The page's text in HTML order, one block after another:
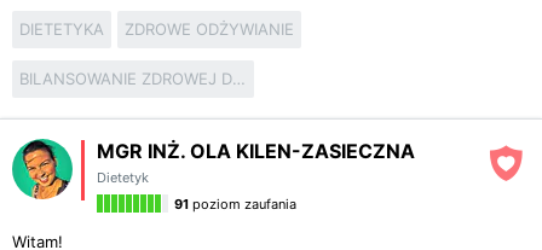
DIETETYKA ZDROWE ODŻYWIANIE
BILANSOWANIE ZDROWEJ DIETY
MGR INŻ. OLA KILEN-ZASIECZNA
Dietetyk
91 poziom zaufania
Witam!